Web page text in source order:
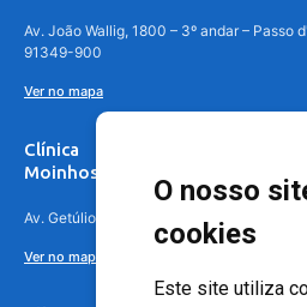
O nosso
cookies
Este site utiliza
Av. João Wallig, 1800 – 3º andar – Passo
91349-900
Ver no mapa
Clínica
Moinhos de Vento Canoas
Av. Getúlio Vargas, 4841 – Centro, Canoas
Ver no mapa